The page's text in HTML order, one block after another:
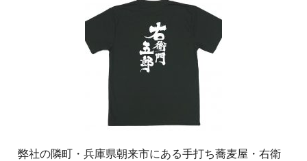
弊社の隣町・兵庫県朝来市にある手打ち蕎麦屋・右衛